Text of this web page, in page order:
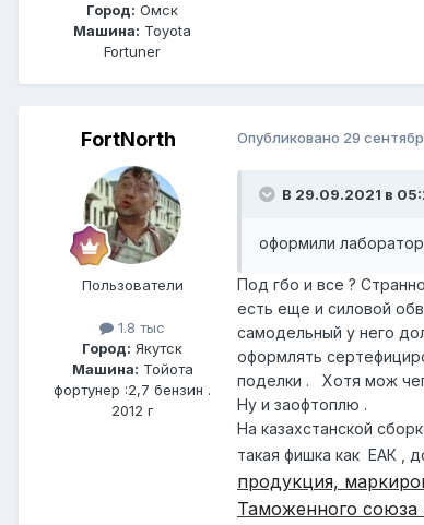
Город: Омск
Машина: Toyota
Fortuner
FоrtNorth
Пользователи
1.8 тыс
Город: Якутск
Машина: Тойота
фортунер :2,7 бензин .
2012 г
Опубликовано 29
В 29.09.2021 в
оформили
Под гбо и все ?
есть еще и силовой
самодельный у него
оформлять
поделки . Хотя мож
Ну и заофтоплю .
На казахстанской
такая фишка как ЕАК ,
продукция,
Таможенного союза